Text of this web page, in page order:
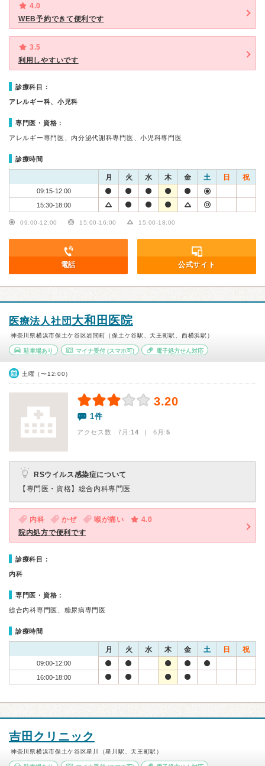
4.0
WEB予約できて便利です
3.5
利用しやすいです
診療科目：
アレルギー科、小児科
専門医・資格：
アレルギー専門医、内分泌代謝科専門医、小児科専門医
診療時間
月 火 水 木 金 土 日 祝
09:15-12:00
15:30-18:00
09:00-12:00 15:00-16:00 15:00-18:00
電話 公式サイト
医療法人社団 大和田医院
神奈川県横浜市保土ケ谷区岩間町（保土ケ谷駅、天王町駅、西横浜駅）
駐車場あり マイナ受付(スマホ可) 電子処方せん対応
土曜（〜12:00）
3.20
1件
アクセス数 7月:14 | 6月:5
RSウイルス感染症について
【専門医・資格】 総合内科専門医
内科 かぜ 喉が痛い
4.0
院内処方で便利です
診療科目：
内科
専門医・資格：
総合内科専門医、糖尿病専門医
診療時間
月 火 水 木 金 土 日 祝
09:00-12:00
16:00-18:00
吉田クリニック
神奈川県横浜市保土ケ谷区星川（星川駅、天王町駅）